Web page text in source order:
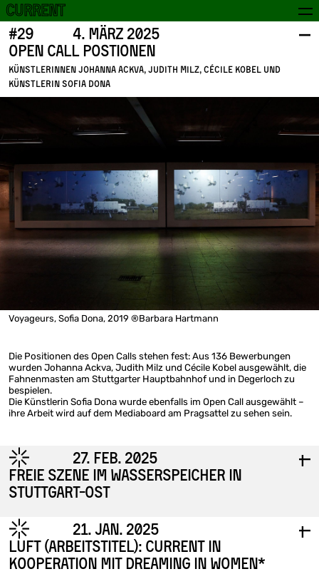
Current
EN
#29
4. März 2025
Open Call Postionen
Künstlerinnen Johanna Ackva, Judith Milz, Cécile Kobel und
Künstlerin Sofia Dona
I
I
Voyageurs, Sofia Dona, 2019 ®Barbara Hartmann
Die Positionen des Open Calls stehen fest: Aus 136 Bewerbungen
wurden Johanna Ackva, Judith Milz und Cécile Kobel ausgewählt, die
Fahnenmasten am Stuttgarter Hauptbahnhof und in Degerloch zu
bespielen.
Die Künstlerin Sofia Dona wurde ebenfalls im Open Call ausgewählt –
ihre Arbeit wird auf dem Mediaboard am Pragsattel zu sehen sein.
◌
27. Feb. 2025
Freie Szene im Wasserspeicher in
Stuttgart-Ost
I
I
◌
21. Jan. 2025
LUFT (Arbeitstitel): CURRENT in
Kooperation mit Dreaming in Women*
I
I